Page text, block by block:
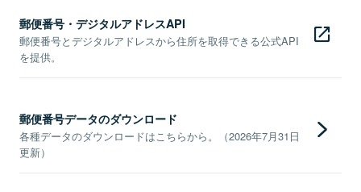
郵便番号・デジタルアドレスAPI
郵便番号とデジタルアドレスから住所を取得できる公式API
を提供。
郵便番号データのダウンロード
各種データのダウンロードはこちらから。（2026年7月31日
更新）